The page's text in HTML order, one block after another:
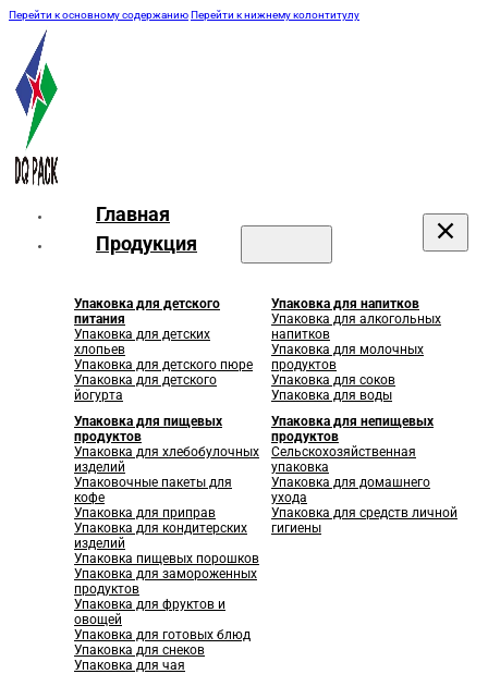
Перейти к основному содержаниюПерейти к нижнему колонтитулу
Главная
Продукция
Упаковка для детского
питания
Упаковка для детских
хлопьев
Упаковка для детского пюре
Упаковка для детского
йогурта
Упаковка для напитков
Упаковка для алкогольных
напитков
Упаковка для молочных
продуктов
Упаковка для соков
Упаковка для воды
Упаковка для пищевых
продуктов
Упаковка для хлебобулочных
изделий
Упаковочные пакеты для
кофе
Упаковка для приправ
Упаковка для кондитерских
изделий
Упаковка пищевых порошков
Упаковка для замороженных
продуктов
Упаковка для фруктов и
овощей
Упаковка для готовых блюд
Упаковка для снеков
Упаковка для чая
Упаковка для непищевых
продуктов
Сельскохозяйственная
упаковка
Упаковка для домашнего
ухода
Упаковка для средств личной
гигиены